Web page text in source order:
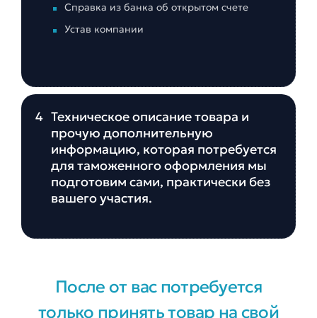
Справка из банка об открытом счете
Устав компании
4 Техническое описание товара и
прочую дополнительную
информацию, которая потребуется
для таможенного оформления мы
подготовим сами, практически без
вашего участия.
После от вас потребуется
только принять товар на свой